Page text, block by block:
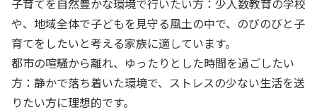
や、地域全体で子どもを見守る風土の中で、のびのびと子
育てをしたいと考える家族に適しています。
都市の喧騒から離れ、ゆったりとした時間を過ごしたい
方：静かで落ち着いた環境で、ストレスの少ない生活を送
りたい方に理想的です。